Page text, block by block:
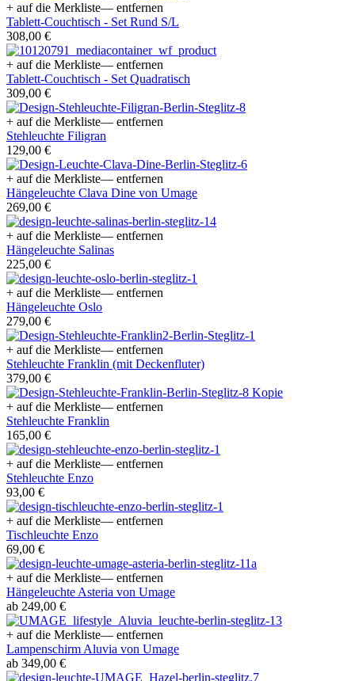
+ auf die Merkliste— entfernen
Tablett-Couchtisch - Set Rund S/L
308,00 €
+ auf die Merkliste— entfernen
Tablett-Couchtisch - Set Quadratisch
309,00 €
+ auf die Merkliste— entfernen
Stehleuchte Filigran
129,00 €
+ auf die Merkliste— entfernen
Hängeleuchte Clava Dine von Umage
269,00 €
+ auf die Merkliste— entfernen
Hängeleuchte Salinas
225,00 €
+ auf die Merkliste— entfernen
Hängeleuchte Oslo
279,00 €
+ auf die Merkliste— entfernen
Stehleuchte Franklin (mit Deckenfluter)
379,00 €
+ auf die Merkliste— entfernen
Stehleuchte Franklin
165,00 €
+ auf die Merkliste— entfernen
Stehleuchte Enzo
93,00 €
+ auf die Merkliste— entfernen
Tischleuchte Enzo
69,00 €
+ auf die Merkliste— entfernen
Hängeleuchte Asteria von Umage
ab 249,00 €
+ auf die Merkliste— entfernen
Lampenschirm Aluvia von Umage
ab 349,00 €